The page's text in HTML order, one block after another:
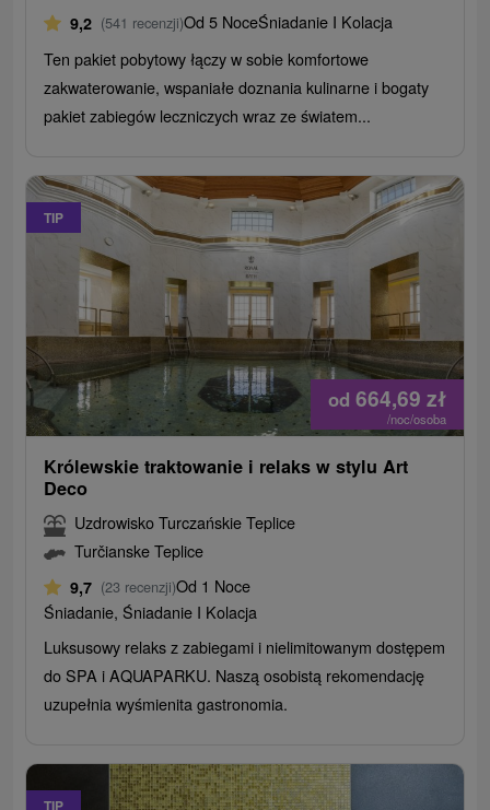
9,2 (541 recenzji)Od 5 NoceŚniadanie I Kolacja
Ten pakiet pobytowy łączy w sobie komfortowe
zakwaterowanie, wspaniałe doznania kulinarne i bogaty
pakiet zabiegów leczniczych wraz ze światem...
TIP
od 664,69 zł
/noc/osoba
Królewskie traktowanie i relaks w stylu Art
Deco
Uzdrowisko Turczańskie Teplice
Turčianske Teplice
9,7 (23 recenzji)Od 1 Noce
Śniadanie, Śniadanie I Kolacja
Luksusowy relaks z zabiegami i nielimitowanym dostępem
do SPA i AQUAPARKU. Naszą osobistą rekomendację
uzupełnia wyśmienita gastronomia.